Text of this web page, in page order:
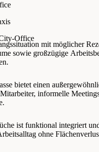
Office
mit möglicher
sowie großzügige
bietet einen
informelle
ist funktional integriert
ohne